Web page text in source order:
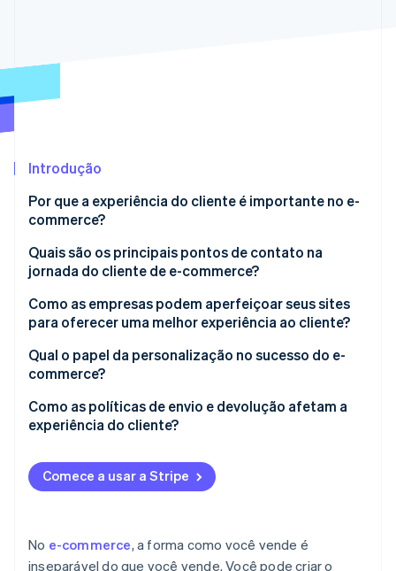
Incorporação de startups
Identity
Veja como a Stripe está construindo a infraestrutura
Assista agora
Introdução
Por que a experiência do cliente é importante no e-
commerce?
Quais são os principais pontos de contato na
jornada do cliente de e-commerce?
Conscientização e descoberta
Consideração
Conversão
Execução
Após a compra
Como as empresas podem aperfeiçoar seus sites
para oferecer uma melhor experiência ao cliente?
Velocidade e desempenho
Navegação intuitiva e pesquisa inteligente
Sinais de credibilidade
Qual o papel da personalização no sucesso do e-
commerce?
Recomendações de produtos
E-mails personalizados e redirecionamento
Experiências dinâmicas no site
Como as políticas de envio e devolução afetam a
experiência do cliente?
Envio
Devoluções
Comece a usar a Stripe
No e-commerce, a forma como você vende é
inseparável do que você vende. Você pode criar o